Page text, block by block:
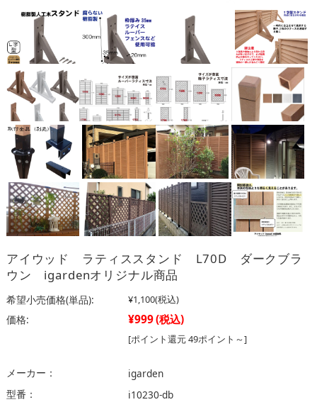
アイウッド ラティススタンド L70D ダークブラ
ウン igardenオリジナル商品
希望小売価格(単品): ¥1,100(税込)
価格: ¥999(税込)
[ポイント還元 49ポイント～]
メーカー：
igarden
型番：
i10230-db